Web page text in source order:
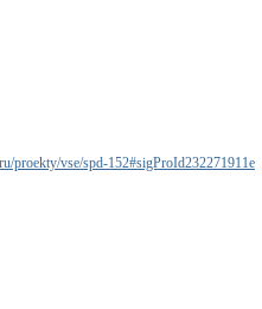
proekty/vse/spd-152#sigProId232271911e